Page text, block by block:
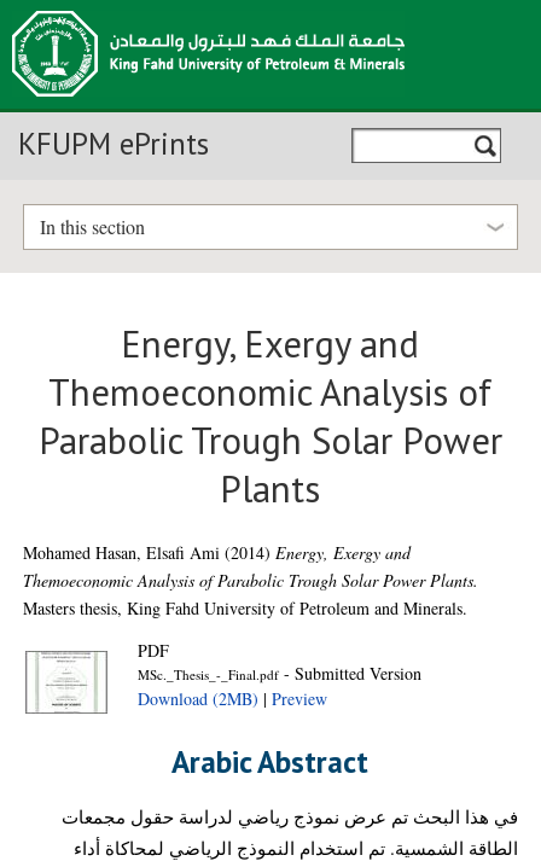
KFUPM ePrints
In this section
Energy, Exergy and
Themoeconomic Analysis of
Parabolic Trough Solar Power
Plants
Mohamed Hasan, Elsafi Ami (2014)Energy, Exergy and
Themoeconomic Analysis of Parabolic Trough Solar Power Plants.
Masters thesis, King Fahd University of Petroleum and Minerals.
PDF
MSc._Thesis_-_Final.pdf - Submitted Version
Download (2MB) |Preview
Arabic Abstract
في هذا البحث تم عرض نموذج رياضي لدراسة حقول مجمعات
الطاقة الشمسية. تم استخدام النموذج الرياضي لمحاكاة أداء